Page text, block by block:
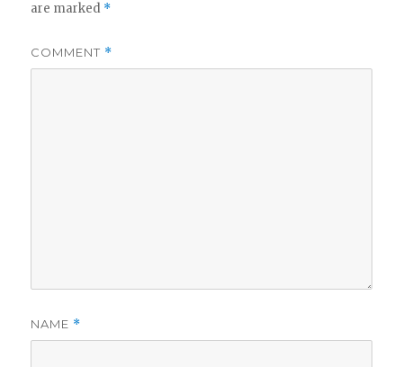
are marked *
COMMENT *
NAME *